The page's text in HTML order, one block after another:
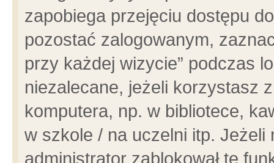
zapobiega przejęciu dostępu
pozostać zalogowanym,
przy każdej wizycie” podczas
niezalecane, jeżeli korzystasz
komputera, np. w bibliotece,
w szkole / na uczelni itp.
administrator zablokował tę